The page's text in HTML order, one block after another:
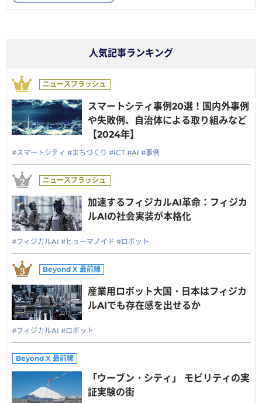
人気記事ランキング
スマートシティ事例20選！国内外事例
や失敗例、自治体による取り組みなど
【2024年】
#スマートシティ #まちづくり #ICT #AI #事例
加速するフィジカルAI革命：フィジカ
ルAIの社会実装が本格化
#フィジカルAI #ヒューマノイド #ロボット
産業用ロボット大国・日本はフィジカ
ルAIでも存在感を出せるか
#フィジカルAI #ロボット
「ウーブン・シティ」 モビリティの実
証実験の街